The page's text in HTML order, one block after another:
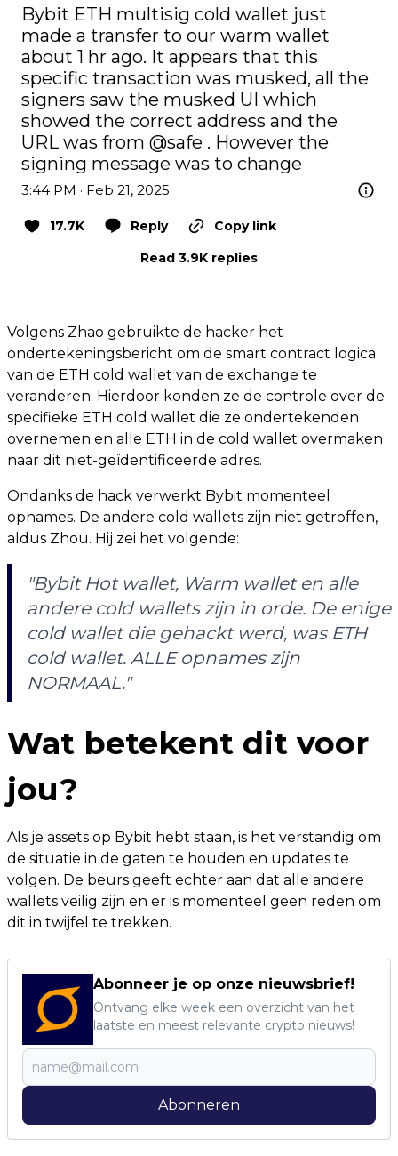
Bybit ETH multisig cold wallet just
made a transfer to our warm wallet
about 1 hr ago. It appears that this
specific transaction was musked, all the
signers saw the musked UI which
showed the correct address and the
URL was from @safe . However the
signing message was to change
3:44 PM · Feb 21, 2025
17.7K Reply
Copy link
Read 3.9K replies
Volgens Zhao gebruikte de hacker het
ondertekeningsbericht om de smart contract logica
van de ETH cold wallet van de exchange te
veranderen. Hierdoor konden ze de controle over de
specifieke ETH cold wallet die ze ondertekenden
overnemen en alle ETH in de cold wallet overmaken
naar dit niet-geïdentificeerde adres.
Ondanks de hack verwerkt Bybit momenteel
opnames. De andere cold wallets zijn niet getroffen,
aldus Zhou. Hij zei het volgende:
"Bybit Hot wallet, Warm wallet en alle
andere cold wallets zijn in orde. De enige
cold wallet die gehackt werd, was ETH
cold wallet. ALLE opnames zijn
NORMAAL."
Wat betekent dit voor
jou?
Als je assets op Bybit hebt staan, is het verstandig om
de situatie in de gaten te houden en updates te
volgen. De beurs geeft echter aan dat alle andere
wallets veilig zijn en er is momenteel geen reden om
dit in twijfel te trekken.
Abonneer je op onze nieuwsbrief!
Ontvang elke week een overzicht van het
laatste en meest relevante crypto nieuws!
Abonneren